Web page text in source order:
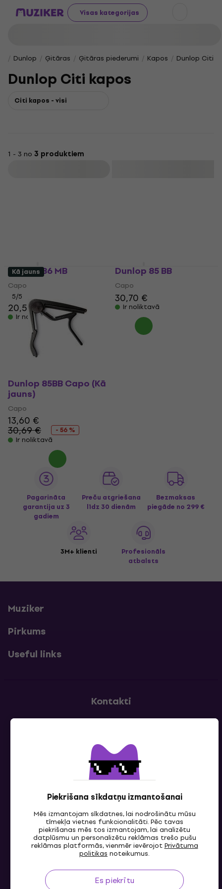
Visas kategorijas
Piekrišana sīkdatņu izmantošanai
Mēs izmantojam sīkdatnes, lai nodrošinātu mūsu
tīmekļa vietnes funkcionalitāti. Pēc tavas
piekrišanas mēs tos izmantojam, lai analizētu
datplūsmu un personalizētu reklāmas trešo pušu
reklāmas platformās, vienmēr ievērojotPrivātuma
politikas noteikumus.
Es piekrītu
Dunlop Ģitāras Ģitāras piederumi Kapos Dunlop Citi
Dunlop Citi kapos
Citi kapos - visi
1 - 3 no 3 produktiem
Dunlop 86 MB
Capo
5/5
20,50 €
Ir noliktavā
Dunlop 85 BB
Capo
30,70 €
Ir noliktavā
Kā jauns
Dunlop 85BB Capo (Kā
jauns)
Capo
13,60 €
30,69 €
- 56 %
Ir noliktavā
Pagarināta
garantija uz 3
gadiem
Preču atgriešana
līdz 30 dienām
Bezmaksas
piegāde no 299 €
3M+ klienti
Profesionāls
atbalsts
Muziker
Pirkums
Useful links
Kontakti
LV